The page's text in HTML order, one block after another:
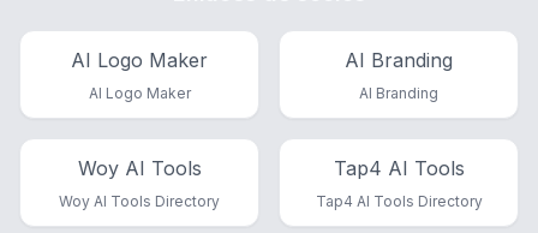
AI Logo Maker
AI Logo Maker
AI Branding
AI Branding
Woy AI Tools
Woy AI Tools Directory
Tap4 AI Tools
Tap4 AI Tools Directory